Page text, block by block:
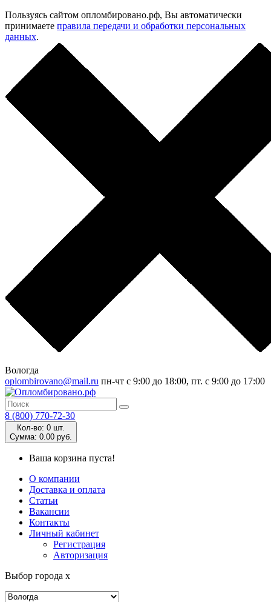
Пользуясь сайтом опломбировано.рф, Вы автоматически
принимаете правила передачи и обработки персональных
данных.
Вологда
oplombirovano@mail.ru пн-чт с 9:00 до 18:00, пт. с 9:00 до 17:00
8 (800) 770-72-30
Кол-во: 0 шт.
Cумма: 0.00 руб.
Ваша корзина пуста!
О компании
Доставка и оплата
Статьи
Вакансии
Контакты
Личный кабинет
Регистрация
Авторизация
Выбор города x